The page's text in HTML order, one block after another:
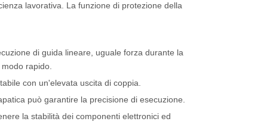
lavorativa. La funzione di protezione della
di guida lineare, uguale forza durante la
rapido.
con un'elevata uscita di coppia.
può garantire la precisione di esecuzione.
la stabilità dei componenti elettronici ed